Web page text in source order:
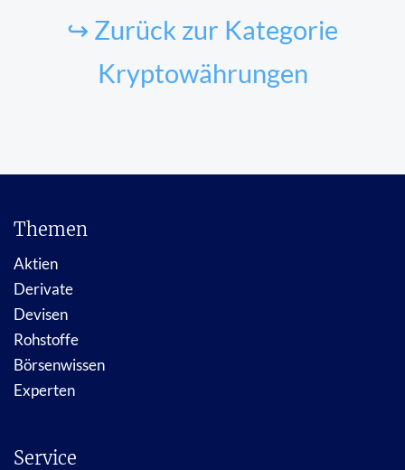
↪ Zurück zur Kategorie
Kryptowährungen
Themen
Aktien
Derivate
Devisen
Rohstoffe
Börsenwissen
Experten
Service